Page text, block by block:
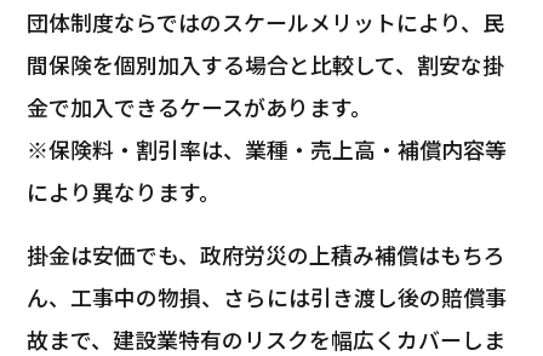
団体制度ならではのスケールメリットにより、民
間保険を個別加入する場合と比較して、割安な掛
金で加入できるケースがあります。
※保険料・割引率は、業種・売上高・補償内容等
により異なります。
掛金は安価でも、政府労災の上積み補償はもちろ
ん、工事中の物損、さらには引き渡し後の賠償事
故まで、建設業特有のリスクを幅広くカバーしま